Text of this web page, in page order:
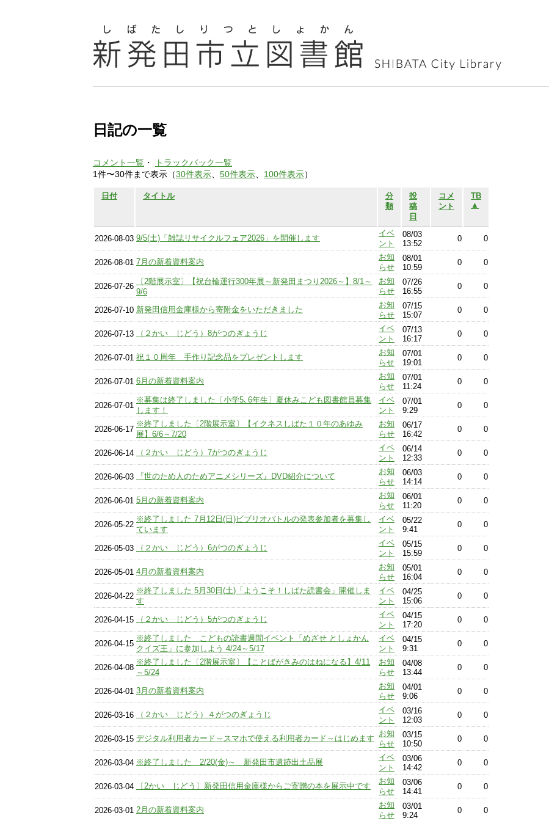
日記の一覧
コメント一覧 ・
トラックバック一覧
1件〜30件まで表示（30件表示 50件表示 100件表示）
日付 タイトル
分
類
投
稿
日
コメ
ント
TB
▲
2026-08-03 9/5(土)「雑誌リサイクルフェア2026」を開催します
イベ
ント
08/03
13:52
0 0
2026-08-01 7月の新着資料案内
お知
らせ
08/01
10:59
0 0
2026-07-26
〔2階展示室〕【祝台輪運行300年展～新発田まつり2026～】8/1～
9/6
お知
らせ
07/26
16:55
0 0
2026-07-10 新発田信用金庫様から寄附金をいただきました
お知
らせ
07/15
15:07
0 0
2026-07-13 （２かい じどう）8がつのぎょうじ
イベ
ント
07/13
16:17
0 0
2026-07-01 祝１０周年 手作り記念品をプレゼントします
お知
らせ
07/01
19:01
0 0
2026-07-01 6月の新着資料案内
お知
らせ
07/01
11:24
0 0
2026-07-01
※募集は終了しました〔小学5､6年生〕夏休みこども図書館員募集
します！
イベ
ント
07/01
9:29
0 0
2026-06-17
※終了しました〔2階展示室〕【イクネスしばた１０年のあゆみ
展】6/6～7/20
お知
らせ
06/17
16:42
0 0
2026-06-14 （２かい じどう）7がつのぎょうじ
イベ
ント
06/14
12:33
0 0
2026-06-03 『世のため人のためアニメシリーズ』DVD紹介について
お知
らせ
06/03
14:14
0 0
2026-06-01 5月の新着資料案内
お知
らせ
06/01
11:20
0 0
2026-05-22
※終了しました 7月12日(日)ビブリオバトルの発表参加者を募集し
ています
イベ
ント
05/22
9:41
0 0
2026-05-03 （２かい じどう）6がつのぎょうじ
イベ
ント
05/15
15:59
0 0
2026-05-01 4月の新着資料案内
お知
らせ
05/01
16:04
0 0
2026-04-22
※終了しました 5月30日(土)「ようこそ！しばた読書会」開催しま
す
イベ
ント
04/25
15:06
0 0
2026-04-15 （２かい じどう）5がつのぎょうじ
イベ
ント
04/15
17:20
0 0
2026-04-15
※終了しました こどもの読書週間イベント「めざせ としょかん
クイズ王」に参加しよう 4/24～5/17
イベ
ント
04/15
9:31
0 0
2026-04-08
※終了しました〔2階展示室〕【ことばがきみのはねになる】4/11
～5/24
お知
らせ
04/08
13:44
0 0
2026-04-01 3月の新着資料案内
お知
らせ
04/01
9:06
0 0
2026-03-16 （２かい じどう）４がつのぎょうじ
イベ
ント
03/16
12:03
0 0
2026-03-15 デジタル利用者カード～スマホで使える利用者カード～はじめます
お知
らせ
03/15
10:50
0 0
2026-03-04 ※終了しました 2/20(金)～ 新発田市遺跡出土品展
イベ
ント
03/06
14:42
0 0
2026-03-04 〔2かい じどう〕新発田信用金庫様からご寄贈の本を展示中です
お知
らせ
03/06
14:41
0 0
2026-03-01 2月の新着資料案内
お知
らせ
03/01
9:24
0 0